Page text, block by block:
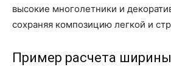
высокие многолетники и
сохраняя композицию легкой и
Пример расчета